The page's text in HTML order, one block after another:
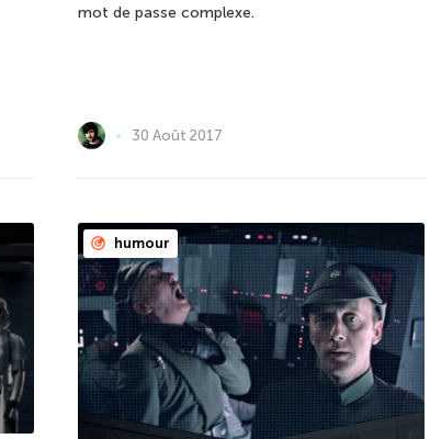
mot de passe complexe.
30 Août 2017
humour